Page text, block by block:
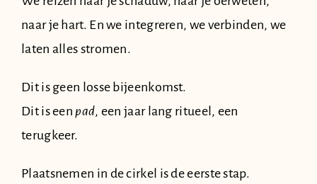
naar je hart. En we integreren, we verbinden, we
laten alles stromen.
Dit is geen losse bijeenkomst.
Dit is een pad, een jaar lang ritueel, een
terugkeer.
Plaatsnemen in de cirkel is de eerste stap.